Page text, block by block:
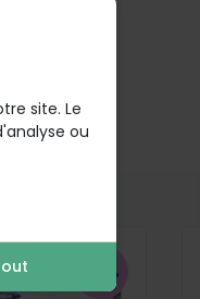
-10%
site. Le
ou